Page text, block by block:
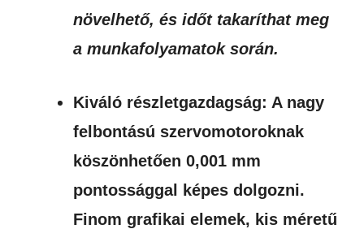
növelhető, és időt takaríthat meg
a munkafolyamatok során.
Kiváló részletgazdagság: A nagy
felbontású szervomotoroknak
köszönhetően 0,001 mm
pontossággal képes dolgozni.
Finom grafikai elemek, kis méretű